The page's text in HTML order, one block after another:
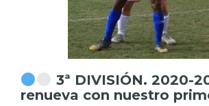
3ª DIVISIÓN. 2020-
renueva con nuestro